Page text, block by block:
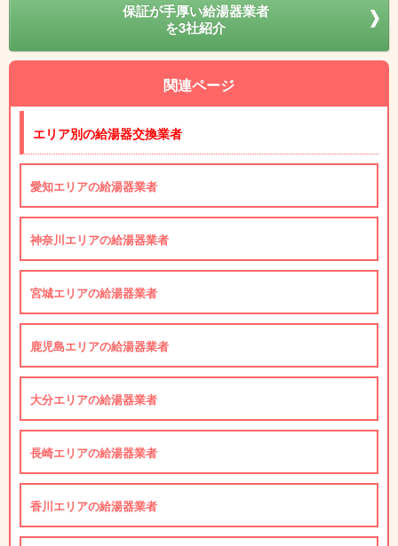
保証が手厚い給湯器業者
を3社紹介
関連ページ
エリア別の給湯器交換業者
愛知エリアの給湯器業者
神奈川エリアの給湯器業者
宮城エリアの給湯器業者
鹿児島エリアの給湯器業者
大分エリアの給湯器業者
長崎エリアの給湯器業者
香川エリアの給湯器業者